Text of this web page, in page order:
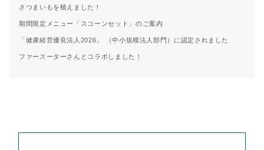
さつまいもを植えました！
期間限定メニュー「スコーンセット」のご案内
「健康経営優良法人2026」 （中小規模法人部門）に認定されました
ファースーターさんとコラボしました！